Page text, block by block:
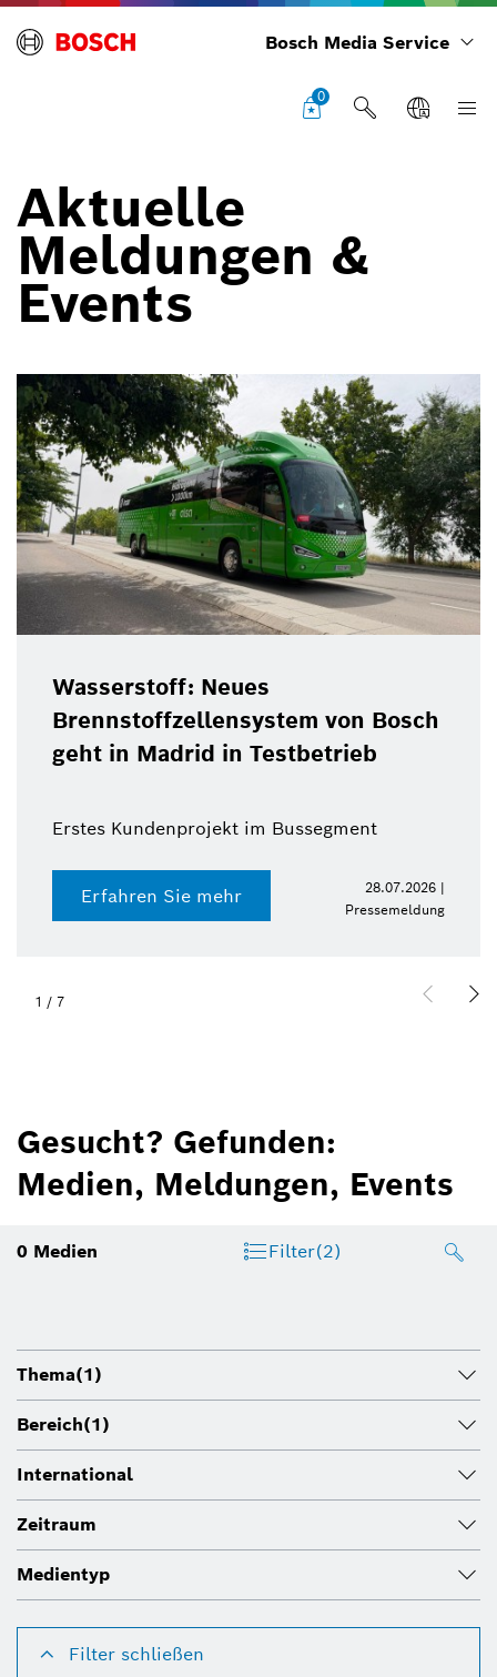
Bosch Media Service
0
Aktuelle
Meldungen &
Events
Wasserstoff: Neues
Brennstoffzellensystem von Bosch
geht in Madrid in Testbetrieb
Erstes Kundenprojekt im Bussegment
Erfahren Sie mehr
28.07.2026 |
Pressemeldung
1 / 7
Gesucht? Gefunden:
Medien, Meldungen, Events
0 Medien Filter(2)
Thema(1)
Bereich(1)
International
Zeitraum
Medientyp
Filter schließen